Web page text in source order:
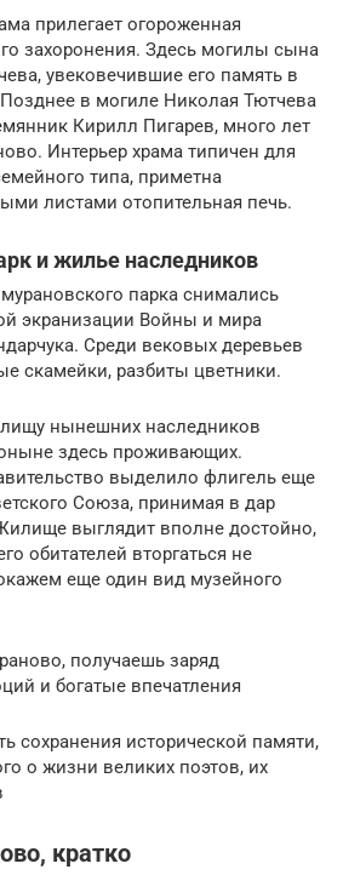
прилегает огороженная
захоронения. Здесь могилы сына
увековечившие его память в
в могиле Николая Тютчева
Кирилл Пигарев, много лет
Интерьер храма типичен для
типа, приметна
листами отопительная печь.
и жилье наследников
парка снимались
экранизации Войны и мира
Среди вековых деревьев
скамейки, разбиты цветники.
нынешних наследников
здесь проживающих.
выделило флигель еще
Союза, принимая в дар
выглядит вполне достойно,
обитателей вторгаться не
еще один вид музейного
получаешь заряд
и богатые впечатления
сохранения исторической памяти,
о жизни великих поэтов, их
кратко